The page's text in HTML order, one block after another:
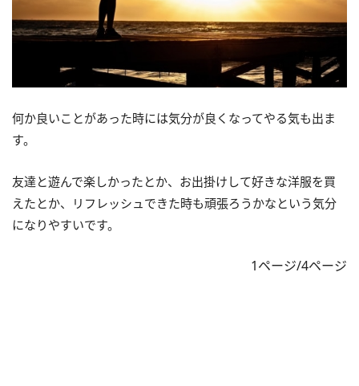
何か良いことがあった時には気分が良くなってやる気も出ま
す。
友達と遊んで楽しかったとか、お出掛けして好きな洋服を買
えたとか、リフレッシュできた時も頑張ろうかなという気分
になりやすいです。
1ページ/4ページ